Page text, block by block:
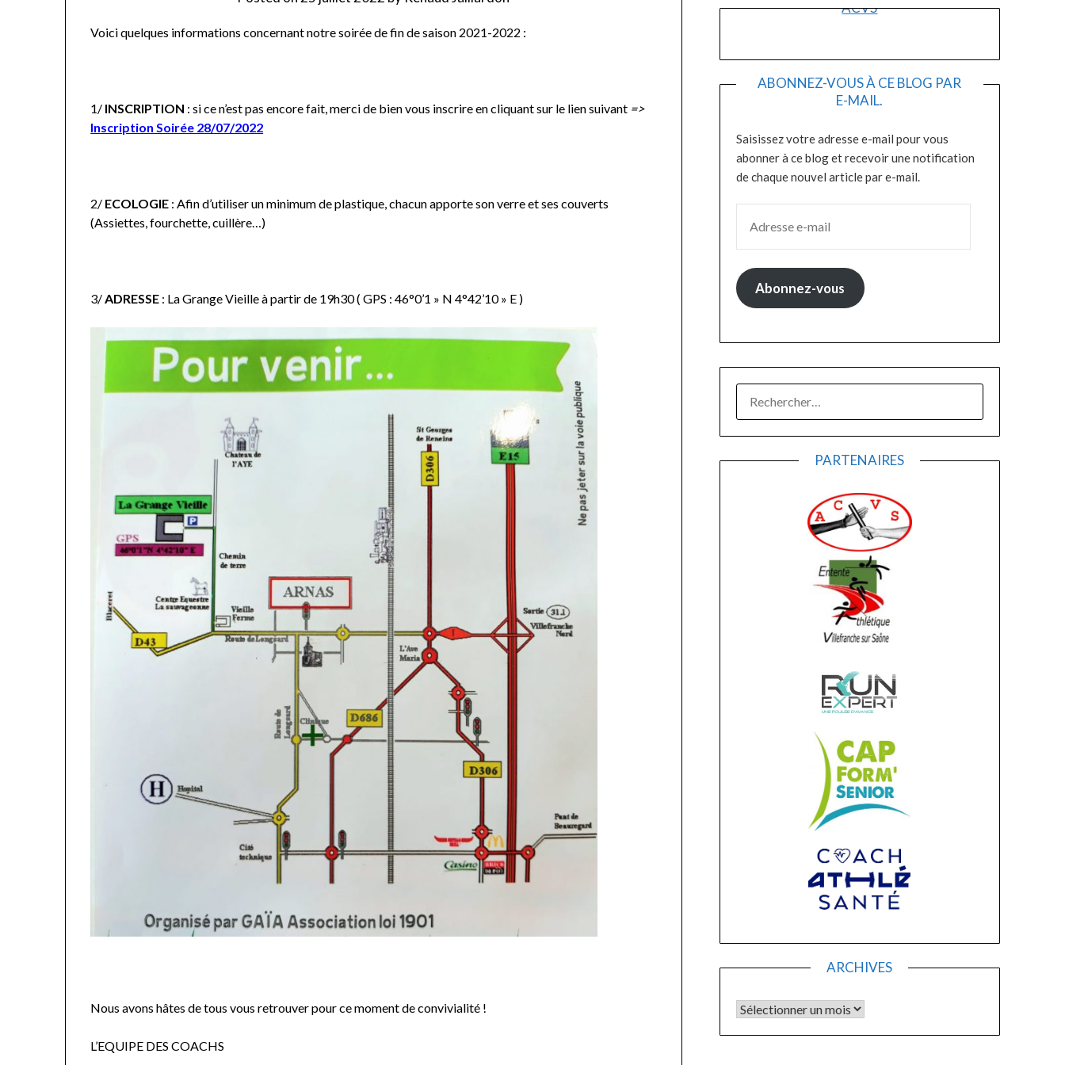
Voici quelques informations concernant notre soirée de fin de saison 2021-2022 :
1/ INSCRIPTION : si ce n’est pas encore fait, merci de bien vous inscrire en cliquant sur le lien suivant =>
Inscription Soirée 28/07/2022
2/ ECOLOGIE : Afin d’utiliser un minimum de plastique, chacun apporte son verre et ses couverts
(Assiettes, fourchette, cuillère…)
3/ADRESSE : La Grange Vieille à partir de 19h30 ( GPS : 46°0’1 » N 4°42’10 » E )
Nous avons hâtes de tous vous retrouver pour ce moment de convivialité !
L’EQUIPE DES COACHS
ACVS
ABONNEZ-VOUS À CE BLOG PAR
E-MAIL.
Saisissez votre adresse e-mail pour vous
abonner à ce blog et recevoir une notification
de chaque nouvel article par e-mail.
Abonnez-vous
PARTENAIRES
ARCHIVES
Archives